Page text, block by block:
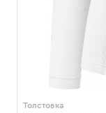
Толстовка